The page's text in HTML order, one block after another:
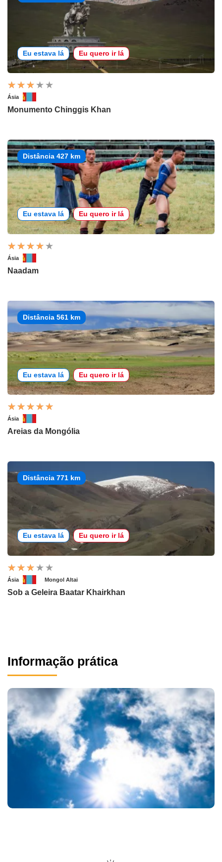
Eu estava lá Eu quero ir lá
Ásia
Monumento Chinggis Khan
Distância 427 km
Eu estava lá Eu quero ir lá
Ásia
Naadam
Distância 561 km
Eu estava lá Eu quero ir lá
Ásia
Areias da Mongólia
Distância 771 km
Eu estava lá Eu quero ir lá
Ásia Mongol Altai
Sob a Geleira Baatar Khairkhan
Informação prática